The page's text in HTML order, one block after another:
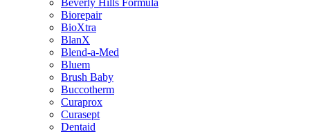
Beverly Hills Formula
Biorepair
BioXtra
BlanX
Blend-a-Med
Bluem
Brush Baby
Buccotherm
Curaprox
Curasept
Dentaid